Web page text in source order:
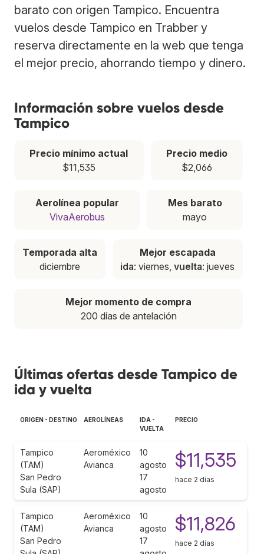
barato con origen Tampico. Encuentra
vuelos desde Tampico en Trabber y
reserva directamente en la web que tenga
el mejor precio, ahorrando tiempo y dinero.
Información sobre vuelos desde
Tampico
Precio mínimo actual
$11,535
Precio medio
$2,066
Aerolínea popular
VivaAerobus
Mes barato
mayo
Temporada alta
diciembre
Mejor escapada
ida: viernes,vuelta: jueves
Mejor momento de compra
200 días de antelación
Últimas ofertas desde Tampico de
ida y vuelta
ORIGEN - DESTINO AEROLÍNEAS
IDA -
VUELTA
PRECIO
Tampico
(TAM)
San Pedro
Sula (SAP)
Aeroméxico
Avianca
10
agosto
17
agosto
$11,535
hace 2 días
Tampico
(TAM)
San Pedro
Aeroméxico
Avianca
10
agosto
17
$11,826
hace 2 días